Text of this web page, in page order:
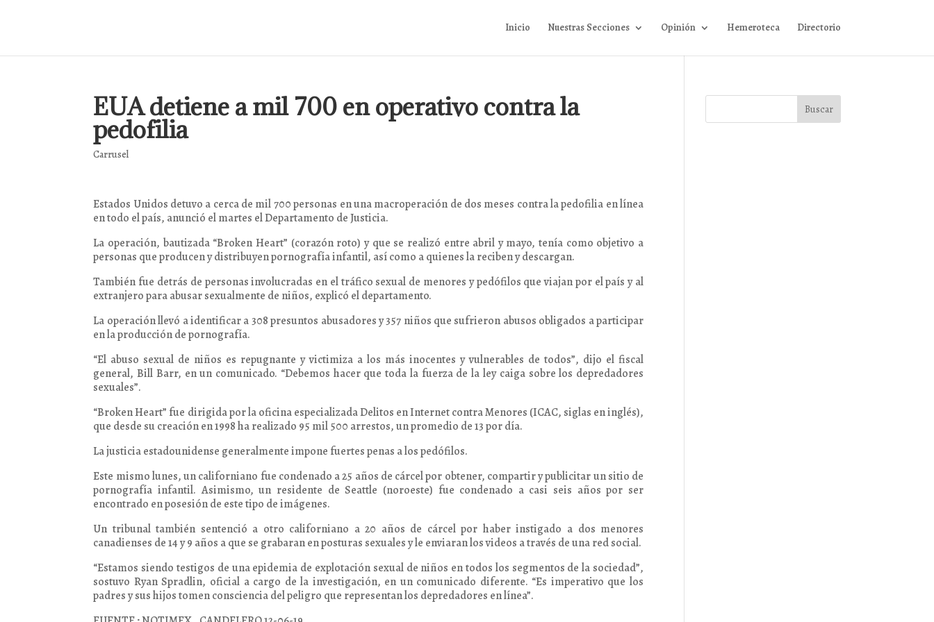
Inicio Nuestras Secciones Opinión Hemeroteca Directorio
EUA detiene a mil 700 en operativo contra la
pedofilia
Carrusel
Estados Unidos detuvo a cerca de mil 700 personas en una macroperación de dos meses contra la pedofilia en línea
en todo el país, anunció el martes el Departamento de Justicia.
La operación, bautizada “Broken Heart” (corazón roto) y que se realizó entre abril y mayo, tenía como objetivo a
personas que producen y distribuyen pornografía infantil, así como a quienes la reciben y descargan.
También fue detrás de personas involucradas en el tráfico sexual de menores y pedófilos que viajan por el país y al
extranjero para abusar sexualmente de niños, explicó el departamento.
La operación llevó a identificar a 308 presuntos abusadores y 357 niños que sufrieron abusos obligados a participar
en la producción de pornografía.
“El abuso sexual de niños es repugnante y victimiza a los más inocentes y vulnerables de todos”, dijo el fiscal
general, Bill Barr, en un comunicado. “Debemos hacer que toda la fuerza de la ley caiga sobre los depredadores
sexuales”.
“Broken Heart” fue dirigida por la oficina especializada Delitos en Internet contra Menores (ICAC, siglas en inglés),
que desde su creación en 1998 ha realizado 95 mil 500 arrestos, un promedio de 13 por día.
La justicia estadounidense generalmente impone fuertes penas a los pedófilos.
Este mismo lunes, un californiano fue condenado a 25 años de cárcel por obtener, compartir y publicitar un sitio de
pornografía infantil. Asimismo, un residente de Seattle (noroeste) fue condenado a casi seis años por ser
encontrado en posesión de este tipo de imágenes.
Un tribunal también sentenció a otro californiano a 20 años de cárcel por haber instigado a dos menores
canadienses de 14 y 9 años a que se grabaran en posturas sexuales y le enviaran los videos a través de una red social.
“Estamos siendo testigos de una epidemia de explotación sexual de niños en todos los segmentos de la sociedad”,
sostuvo Ryan Spradlin, oficial a cargo de la investigación, en un comunicado diferente. “Es imperativo que los
padres y sus hijos tomen consciencia del peligro que representan los depredadores en línea”.